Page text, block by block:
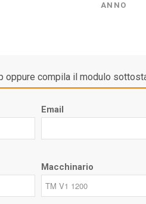
ANNO
oppure compila il modulo
Email
Macchinario